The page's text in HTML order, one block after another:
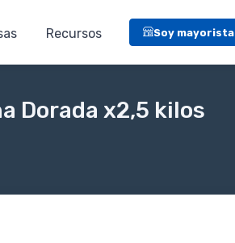
Recursos Soy mayorista
Dorada x2,5 kilos